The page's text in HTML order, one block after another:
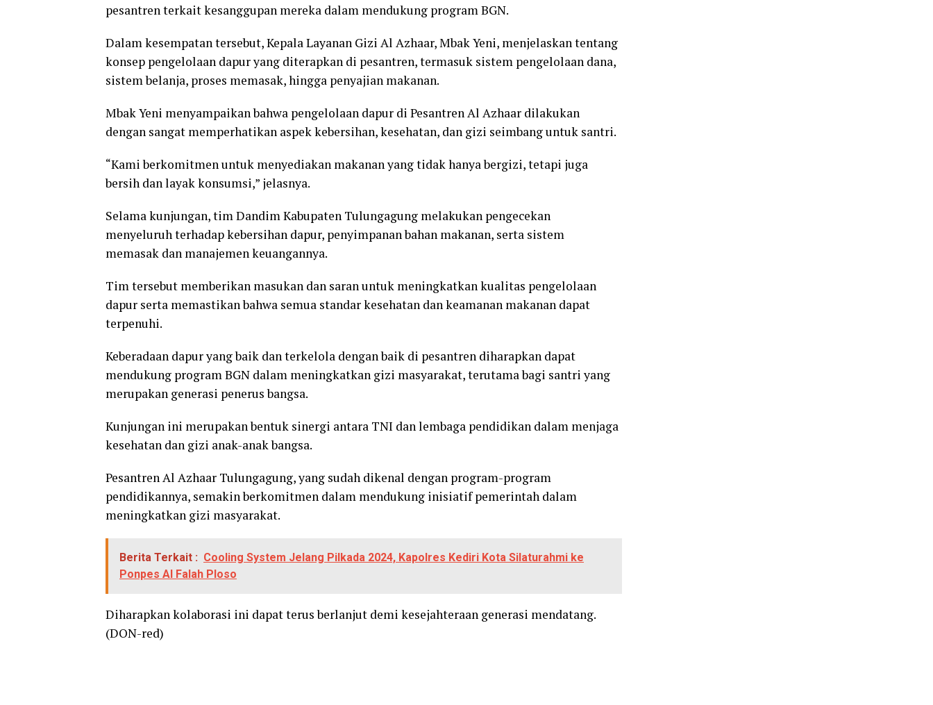
pesantren terkait kesanggupan mereka dalam mendukung program BGN.
Dalam kesempatan tersebut, Kepala Layanan Gizi Al Azhaar, Mbak Yeni, menjelaskan tentang
konsep pengelolaan dapur yang diterapkan di pesantren, termasuk sistem pengelolaan dana,
sistem belanja, proses memasak, hingga penyajian makanan.
Mbak Yeni menyampaikan bahwa pengelolaan dapur di Pesantren Al Azhaar dilakukan
dengan sangat memperhatikan aspek kebersihan, kesehatan, dan gizi seimbang untuk santri.
“Kami berkomitmen untuk menyediakan makanan yang tidak hanya bergizi, tetapi juga
bersih dan layak konsumsi,” jelasnya.
Selama kunjungan, tim Dandim Kabupaten Tulungagung melakukan pengecekan
menyeluruh terhadap kebersihan dapur, penyimpanan bahan makanan, serta sistem
memasak dan manajemen keuangannya.
Tim tersebut memberikan masukan dan saran untuk meningkatkan kualitas pengelolaan
dapur serta memastikan bahwa semua standar kesehatan dan keamanan makanan dapat
terpenuhi.
Keberadaan dapur yang baik dan terkelola dengan baik di pesantren diharapkan dapat
mendukung program BGN dalam meningkatkan gizi masyarakat, terutama bagi santri yang
merupakan generasi penerus bangsa.
Kunjungan ini merupakan bentuk sinergi antara TNI dan lembaga pendidikan dalam menjaga
kesehatan dan gizi anak-anak bangsa.
Pesantren Al Azhaar Tulungagung, yang sudah dikenal dengan program-program
pendidikannya, semakin berkomitmen dalam mendukung inisiatif pemerintah dalam
meningkatkan gizi masyarakat.
Berita Terkait : Cooling System Jelang Pilkada 2024, Kapolres Kediri Kota Silaturahmi ke
Ponpes Al Falah Ploso
Diharapkan kolaborasi ini dapat terus berlanjut demi kesejahteraan generasi mendatang.
(DON-red)